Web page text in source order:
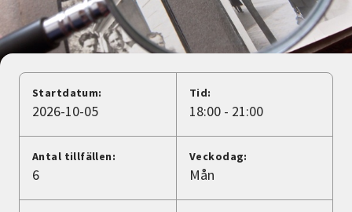
Nyheter
Lyssna
Startdatum:
2026-10-05
Tid:
18:00 - 21:00
Antal tillfällen:
6
Veckodag:
Mån